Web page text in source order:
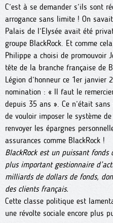
C’est à se demander s’ils sont
arrogance sans limite ! On
Palais de l’Elysée avait été
groupe BlackRock. Et comme
Philippe a choisi de promouvoir
tête de la branche française de
Légion d’honneur ce 1er janvier
nomination : « Il faut le
depuis 35 ans ». Ce n’était
de vouloir imposer le système
renvoyer les épargnes
assurances comme BlackRock !
BlackRock est un puissant fonds
plus important gestionnaire
milliards de dollars de fonds,
des clients français.
Cette classe politique est
une révolte sociale encore plus